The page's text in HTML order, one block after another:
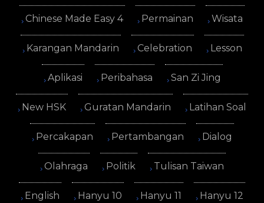
Chinese Made Easy 4 Permainan Wisata
Karangan Mandarin Celebration Lesson
Aplikasi Peribahasa San Zi Jing
New HSK Guratan Mandarin Latihan Soal
Percakapan Pertambangan Dialog
Olahraga Politik Tulisan Taiwan
English Hanyu 10 Hanyu 11 Hanyu 12